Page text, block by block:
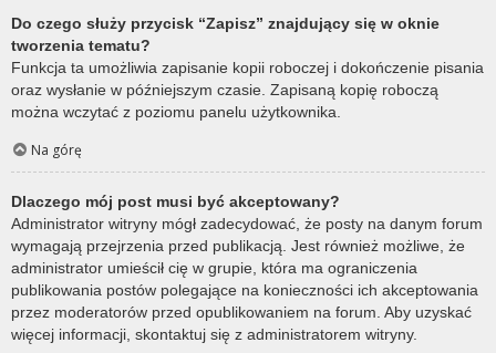
Do czego służy przycisk “Zapisz” znajdujący się w oknie
tworzenia tematu?
Funkcja ta umożliwia zapisanie kopii roboczej i dokończenie pisania
oraz wysłanie w późniejszym czasie. Zapisaną kopię roboczą
można wczytać z poziomu panelu użytkownika.
Na górę
Dlaczego mój post musi być akceptowany?
Administrator witryny mógł zadecydować, że posty na danym forum
wymagają przejrzenia przed publikacją. Jest również możliwe, że
administrator umieścił cię w grupie, która ma ograniczenia
publikowania postów polegające na konieczności ich akceptowania
przez moderatorów przed opublikowaniem na forum. Aby uzyskać
więcej informacji, skontaktuj się z administratorem witryny.